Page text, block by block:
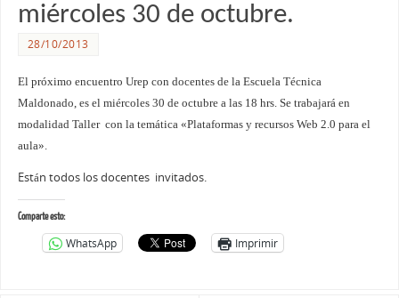
miércoles 30 de octubre.
28/10/2013
El próximo encuentro Urep con docentes de la Escuela Técnica
Maldonado, es el miércoles 30 de octubre a las 18 hrs. Se trabajará en
modalidad Taller con la temática «Plataformas y recursos Web 2.0 para el
aula».
Están todos los docentes invitados.
Comparte esto:
WhatsApp Imprimir